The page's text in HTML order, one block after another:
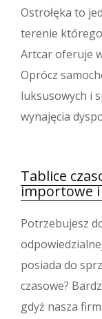
Ostrołęka to
terenie
Artcar oferuje
Oprócz
luksusowych i
wynajęcia
Tablice
importowe
Potrzebujesz
posiada do
czasowe?
gdyż nasza